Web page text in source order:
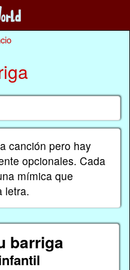
canción pero hay
opcionales. Cada
mímica que
letra.
barriga